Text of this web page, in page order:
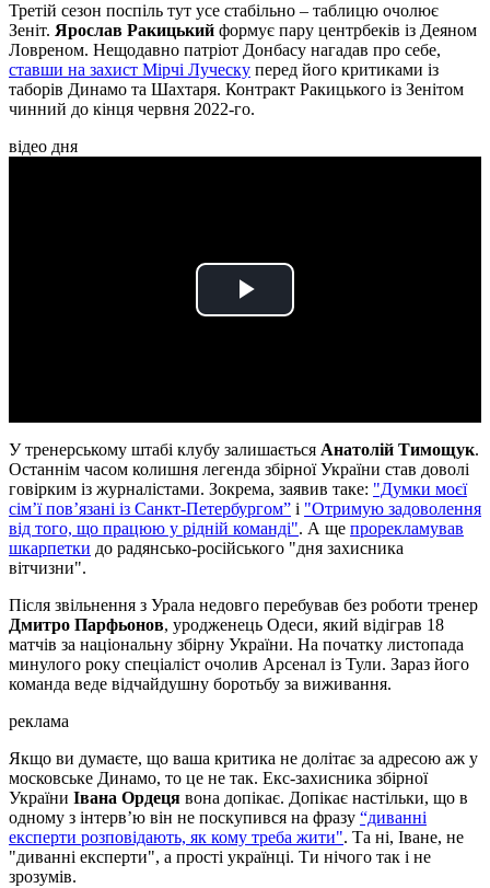
Третій сезон поспіль тут усе стабільно – таблицю очолює
Зеніт. Ярослав Ракицький формує пару центрбеків із Деяном
Ловреном. Нещодавно патріот Донбасу нагадав про себе,
ставши на захист Мірчі Луческу перед його критиками із
таборів Динамо та Шахтаря. Контракт Ракицького із Зенітом
чинний до кінця червня 2022-го.
відео дня
Play
У тренерському штабі клубу залишається Анатолій Тимощук.
Останнім часом колишня легенда збірної України став доволі
говірким із журналістами. Зокрема, заявив таке: "Думки моєї
сім’ї пов’язані із Санкт-Петербургом” і "Отримую задоволення
від того, що працюю у рідній команді". А ще прорекламував
шкарпетки до радянсько-російського "дня захисника
вітчизни".
Після звільнення з Урала недовго перебував без роботи тренер
Дмитро Парфьонов, уродженець Одеси, який відіграв 18
матчів за національну збірну України. На початку листопада
минулого року спеціаліст очолив Арсенал із Тули. Зараз його
команда веде відчайдушну боротьбу за виживання.
реклама
Якщо ви думаєте, що ваша критика не долітає за адресою аж у
московське Динамо, то це не так. Екс-захисника збірної
України Івана Ордеця вона допікає. Допікає настільки, що в
одному з інтерв’ю він не поскупився на фразу “диванні
експерти розповідають, як кому треба жити". Та ні, Іване, не
"диванні експерти", а прості українці. Ти нічого так і не
зрозумів.